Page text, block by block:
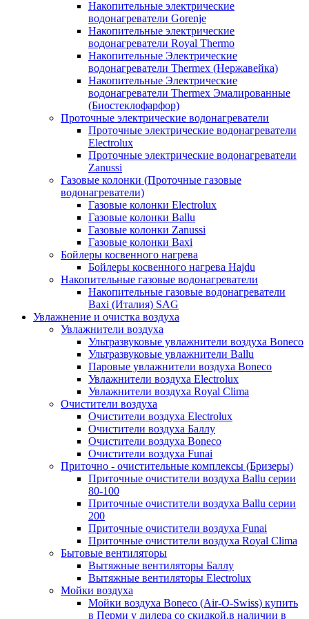
Накопительные электрические
водонагреватели Gorenje
Накопительные электрические
водонагреватели Royal Thermo
Накопительные Электрические
водонагреватели Thermex (Нержавейка)
Накопительные Электрические
водонагреватели Thermex Эмалированные
(Биостеклофарфор)
Проточные электрические водонагреватели
Проточные электрические водонагреватели
Electrolux
Проточные электрические водонагреватели
Zanussi
Газовые колонки (Проточные газовые
водонагреватели)
Газовые колонки Electrolux
Газовые колонки Ballu
Газовые колонки Zanussi
Газовые колонки Baxi
Бойлеры косвенного нагрева
Бойлеры косвенного нагрева Hajdu
Накопительные газовые водонагреватели
Накопительные газовые водонагреватели
Baxi (Италия) SAG
Увлажнение и очистка воздуха
Увлажнители воздуха
Ультразвуковые увлажнители воздуха Boneco
Ультразвуковые увлажнители Ballu
Паровые увлажнители воздуха Boneco
Увлажнители воздуха Electrolux
Увлажнители воздуха Royal Clima
Очистители воздуха
Очистители воздуха Electrolux
Очистители воздуха Баллу
Очистители воздуха Boneco
Очистители воздуха Funai
Приточно - очистительные комплексы (Бризеры)
Приточные очистители воздуха Ballu серии
80-100
Приточные очистители воздуха Ballu серии
200
Приточные очистители воздуха Funai
Приточные очистители воздуха Royal Clima
Бытовые вентиляторы
Вытяжные вентиляторы Баллу
Вытяжные вентиляторы Electrolux
Мойки воздуха
Мойки воздуха Boneco (Air-O-Swiss) купить
в Перми у дилера со скидкой,в наличии в